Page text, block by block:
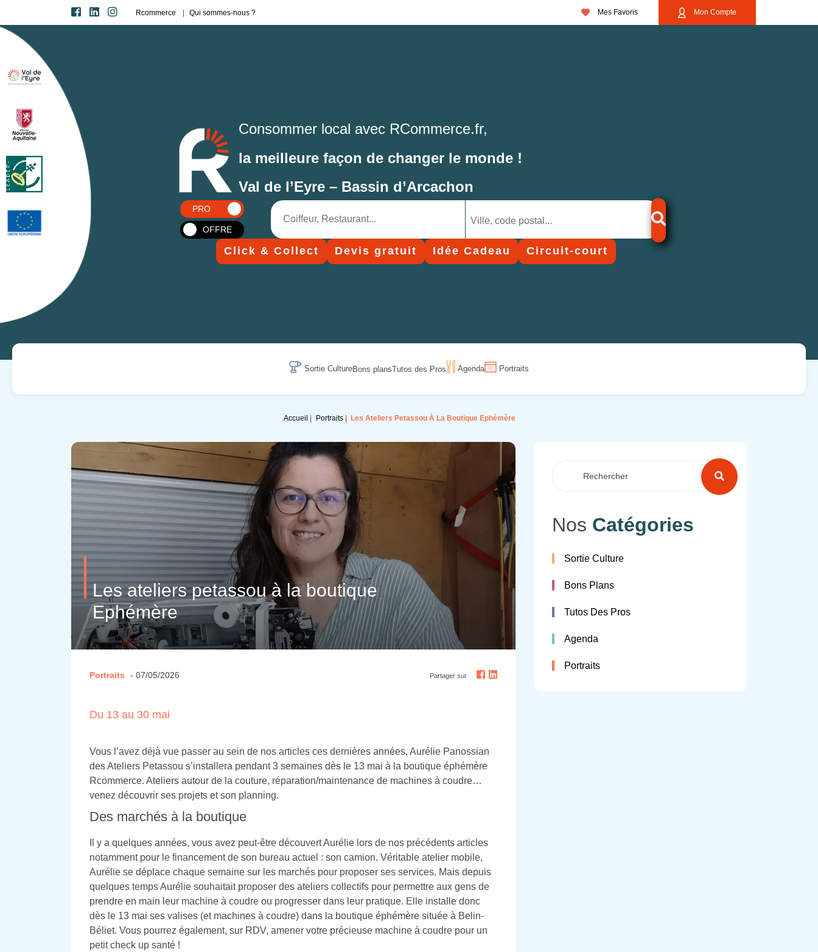
Rcommerce Qui sommes-nous ? Mes Favoris Mon Compte
Consommer local avec RCommerce.fr,
la meilleure façon de changer le monde !
Val de l’Eyre – Bassin d’Arcachon
PRO
OFFRE
Click & Collect Devis gratuit Idée Cadeau Circuit-court
Sortie CultureBons plansTutos des Pros Agenda Portraits
Accueil Portraits Les Ateliers Petassou À La Boutique Ephémère
Les ateliers petassou à la boutique
Ephémère
Portraits - 07/05/2026 Partager sur
Du 13 au 30 mai
Vous l’avez déjà vue passer au sein de nos articles ces dernières années, Aurélie Panossian
des Ateliers Petassou s’installera pendant 3 semaines dès le 13 mai à la boutique éphémère
Rcommerce. Ateliers autour de la couture, réparation/maintenance de machines à coudre…
venez découvrir ses projets et son planning.
Des marchés à la boutique
Il y a quelques années, vous avez peut-être découvert Aurélie lors de nos précédents articles
notamment pour le financement de son bureau actuel : son camion. Véritable atelier mobile,
Aurélie se déplace chaque semaine sur les marchés pour proposer ses services. Mais depuis
quelques temps Aurélie souhaitait proposer des ateliers collectifs pour permettre aux gens de
prendre en main leur machine à coudre ou progresser dans leur pratique. Elle installe donc
dès le 13 mai ses valises (et machines à coudre) dans la boutique éphémère située à Belin-
Béliet. Vous pourrez également, sur RDV, amener votre précieuse machine à coudre pour un
petit check up santé !
Nos Catégories
Sortie Culture
Bons Plans
Tutos Des Pros
Agenda
Portraits